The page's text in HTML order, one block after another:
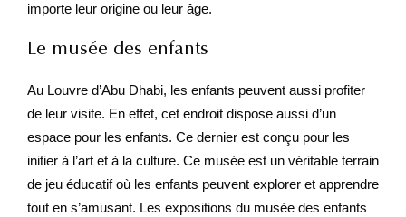
importe leur origine ou leur âge.
Le musée des enfants
Au Louvre d’Abu Dhabi, les enfants peuvent aussi profiter
de leur visite. En effet, cet endroit dispose aussi d’un
espace pour les enfants. Ce dernier est conçu pour les
initier à l’art et à la culture. Ce musée est un véritable terrain
de jeu éducatif où les enfants peuvent explorer et apprendre
tout en s’amusant. Les expositions du musée des enfants